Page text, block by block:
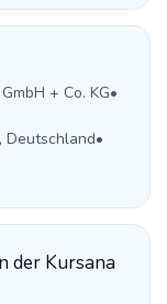
+ Co. KG•
Deutschland•
der Kursana